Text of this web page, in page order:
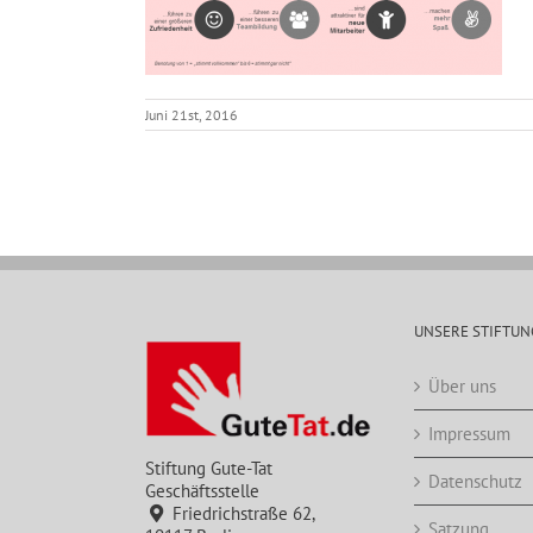
Juni 21st, 2016
Stiftung Gute-Tat
Geschäftsstelle
Friedrichstraße 62,
UNSERE
Über uns
Impressum
Datenschutz